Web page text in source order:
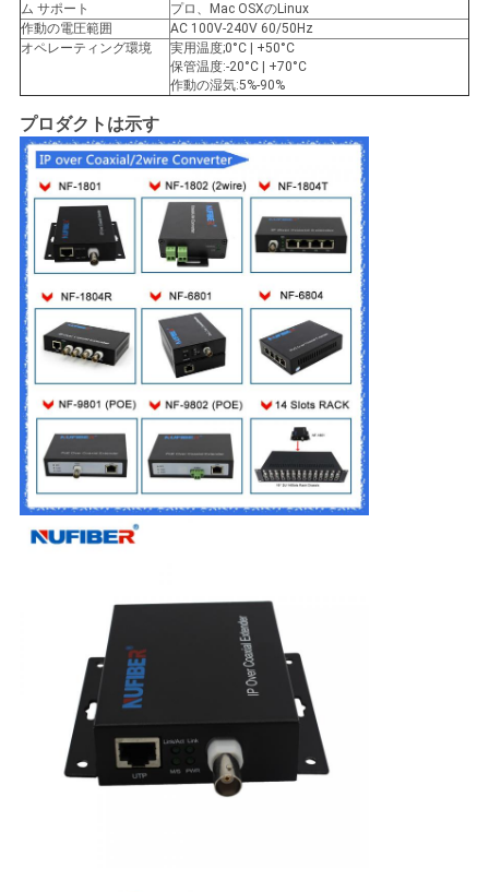
ポ
リ
シ
ー
ム サポート
プロ、Mac OSXのLinux
作動の電圧範囲
AC 100V-240V 60/50Hz
オペレーティング環境
実用温度;0°C | +50°C
保管温度:-20°C | +70°C
作動の湿気:5%-90%
プロダクトは示す